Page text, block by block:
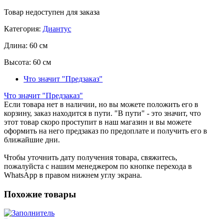
Товар недоступен для заказа
Категория: Диантус
Длина: 60 см
Высота: 60 см
Что значит "Предзаказ"
Что значит "Предзаказ"
Если товара нет в наличии, но вы можете положить его в
корзину, заказ находится в пути. "В пути" - это значит, что
этот товар скоро проступит в наш магазин и вы можете
оформить на него предзаказ по предоплате и получить его в
ближайшие дни.
Чтобы уточнить дату получения товара, свяжитесь,
пожалуйста с нашим менеджером по кнопке перехода в
WhatsApp в правом нижнем углу экрана.
Похожие товары